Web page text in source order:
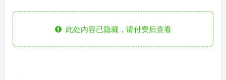
此处内容已隐藏，请付费后查看